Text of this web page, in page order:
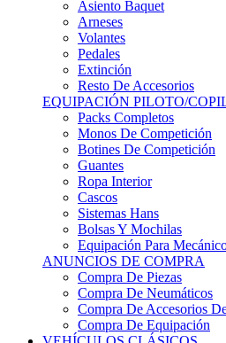
Volantes
Pedales
Extinción
Resto De Accesorios
EQUIPACIÓN PILOTO/
Packs Completos
Monos De Competición
Botines De Competición
Guantes
Ropa Interior
Cascos
Sistemas Hans
Bolsas Y Mochilas
Equipación Para Mecánicos
ANUNCIOS DE COMPRA
Compra De Piezas
Compra De Neumáticos
Compra De Accesorios
Compra De Equipación
VEHÍCULOS CLÁSICOS
VEHÍCULOS CLÁSICOS